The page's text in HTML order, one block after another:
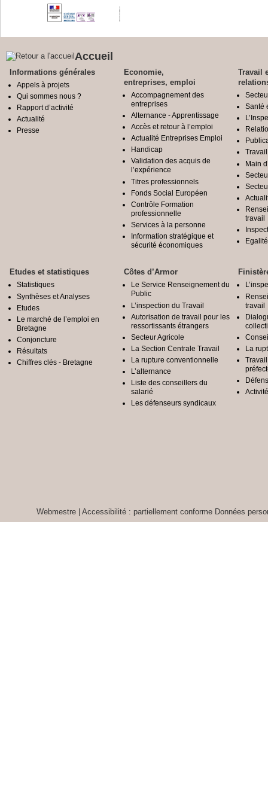
Accueil
Informations générales
Appels à projets
Qui sommes nous ?
Rapport d’activité
Actualité
Presse
Economie,
entreprises, emploi
Accompagnement des
entreprises
Alternance - Apprentissage
Accès et retour à l’emploi
Actualité Entreprises Emploi
Handicap
Validation des acquis de
l’expérience
Titres professionnels
Fonds Social Européen
Contrôle Formation
professionnelle
Services à la personne
Information stratégique et
sécurité économiques
Travail
Santé
Main
travail
Etudes et statistiques
Statistiques
Synthèses et Analyses
Etudes
Le marché de l’emploi en
Bretagne
Conjoncture
Résultats
Chiffres clés - Bretagne
Côtes d’Armor
Le Service Renseignement du
Public
L’inspection du Travail
Autorisation de travail pour les
ressortissants étrangers
Secteur Agricole
La Section Centrale Travail
La rupture conventionnelle
L’alternance
Liste des conseillers du
salarié
Les défenseurs syndicaux
travail
La
Webmestre| Accessibilité : partiellement conforme Données